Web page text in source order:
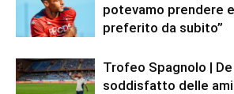
potevamo prendere
preferito da subito”
Trofeo Spagnolo | De
soddisfatto delle